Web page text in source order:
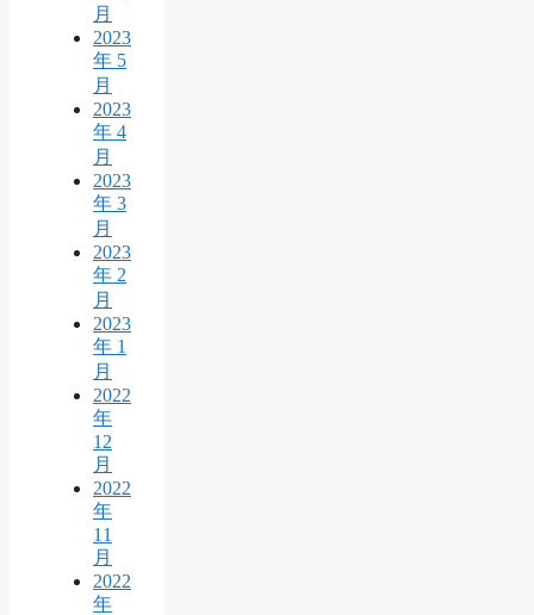
月
2023
年 5
月
2023
年 4
月
2023
年 3
月
2023
年 2
月
2023
年 1
月
2022
年
12
月
2022
年
11
月
2022
年